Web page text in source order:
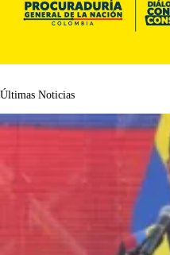
Últimas Noticias